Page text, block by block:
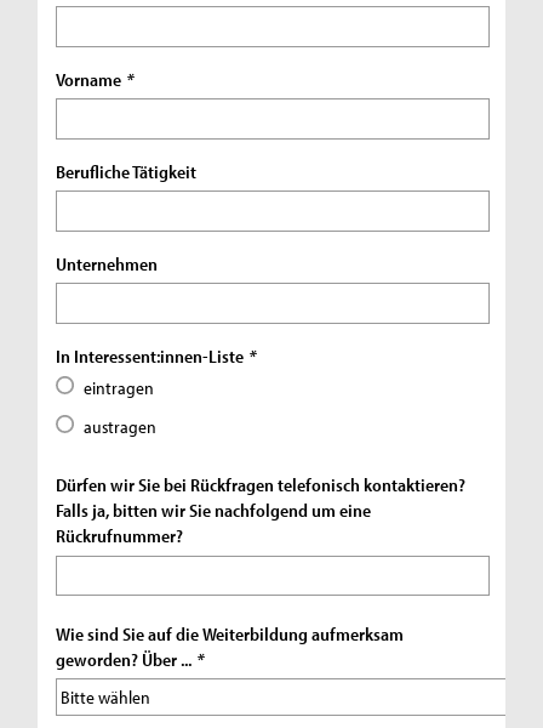
Vorname *
Berufliche Tätigkeit
Unternehmen
In Interessent:innen-Liste *
eintragen
austragen
Dürfen wir Sie bei Rückfragen telefonisch kontaktieren?
Falls ja, bitten wir Sie nachfolgend um eine
Rückrufnummer?
Wie sind Sie auf die Weiterbildung aufmerksam
geworden? Über ... *